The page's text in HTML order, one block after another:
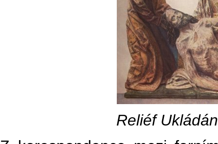
Reliéf